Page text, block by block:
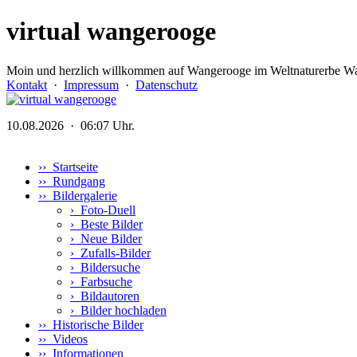
virtual wangerooge
Moin und herzlich willkommen auf Wangerooge im Weltnaturerbe
Kontakt · Impressum · Datenschutz
10.08.2026 · 06:07 Uhr.
›› Startseite
›› Rundgang
›› Bildergalerie
› Foto-Duell
› Beste Bilder
› Neue Bilder
› Zufalls-Bilder
› Bildersuche
› Farbsuche
› Bildautoren
› Bilder hochladen
›› Historische Bilder
›› Videos
›› Informationen